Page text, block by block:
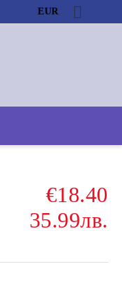
EUR
€18.40
35.99лв.